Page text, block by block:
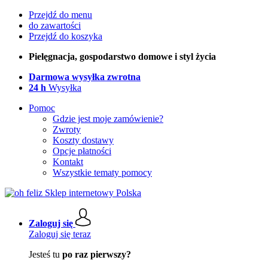
Przejdź do menu
do zawartości
Przejdź do koszyka
Pielęgnacja, gospodarstwo domowe i styl życia
Darmowa wysyłka zwrotna
24 h Wysyłka
Pomoc
Gdzie jest moje zamówienie?
Zwroty
Koszty dostawy
Opcje płatności
Kontakt
Wszystkie tematy pomocy
Zaloguj się
Zaloguj się teraz
Jesteś tu po raz pierwszy?